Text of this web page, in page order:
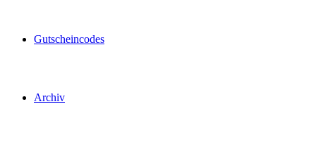
Gutscheincodes
Archiv